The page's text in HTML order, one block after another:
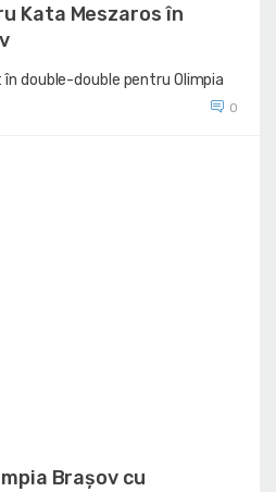
Kata Meszaros în
double-double pentru Olimpia
0
Brașov cu